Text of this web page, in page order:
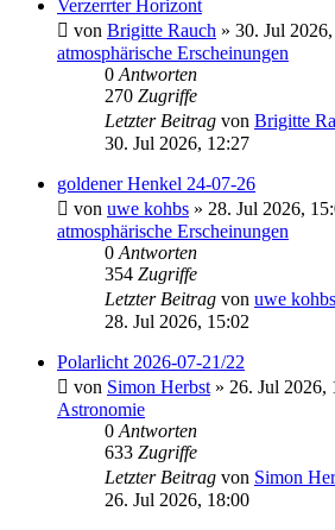
Verzerrter Horizont
von Brigitte Rauch » 30. Jul
atmosphärische Erscheinungen
0 Antworten
270 Zugriffe
Letzter Beitrag von Brigitte
30. Jul 2026, 12:27
goldener Henkel 24-07-26
von uwe kohbs » 28. Jul 2026,
atmosphärische Erscheinungen
0 Antworten
354 Zugriffe
Letzter Beitrag von uwe kohbs
28. Jul 2026, 15:02
Polarlicht 2026-07-21/22
von Simon Herbst » 26. Jul 2026,
Astronomie
0 Antworten
633 Zugriffe
Letzter Beitrag von Simon
26. Jul 2026, 18:00